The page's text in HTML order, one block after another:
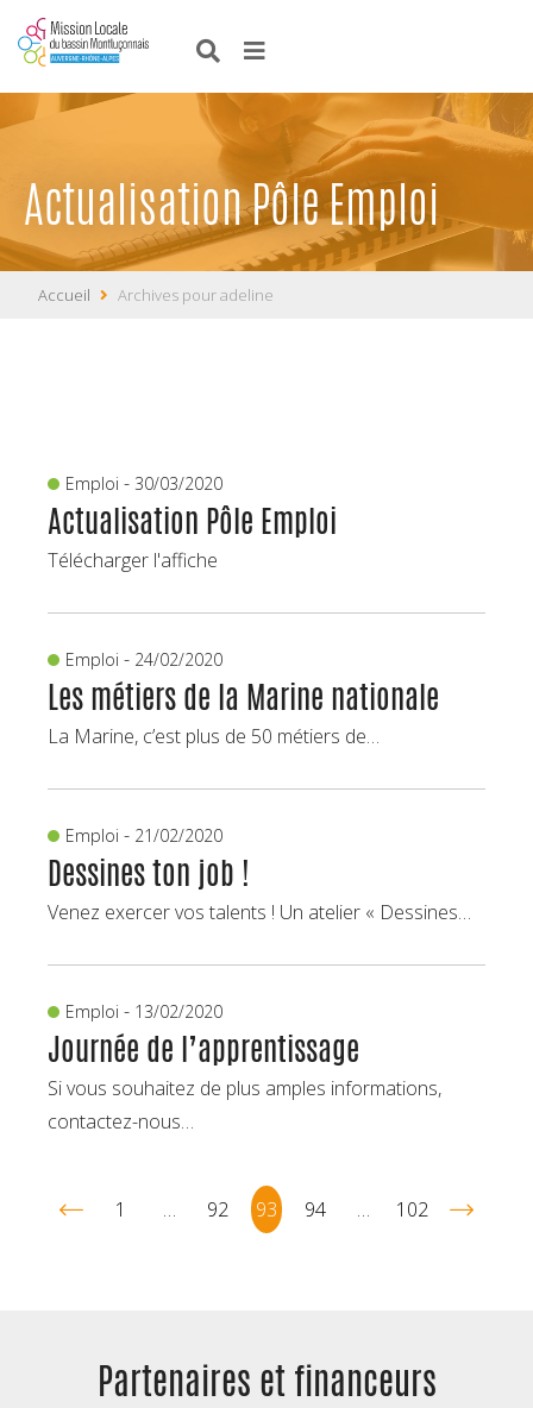
Actualisation Pôle Emploi
Accueil Archives pour adeline
Emploi - 30/03/2020
Actualisation Pôle Emploi
Télécharger l'affiche
Emploi - 24/02/2020
Les métiers de la Marine nationale
La Marine, c’est plus de 50 métiers de…
Emploi - 21/02/2020
Dessines ton job !
Venez exercer vos talents ! Un atelier « Dessines…
Emploi - 13/02/2020
Journée de l’apprentissage
Si vous souhaitez de plus amples informations,
contactez-nous…
1 … 92 93 94 … 102
Partenaires et financeurs